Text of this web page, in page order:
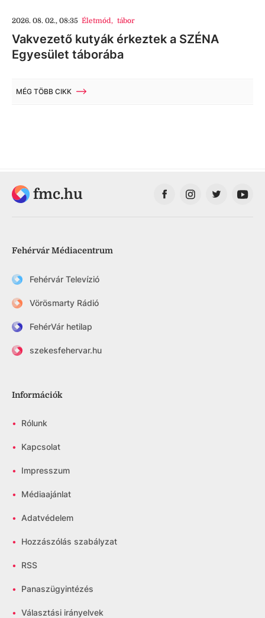
2026. 08. 02., 08:35 Életmód, tábor
Vakvezető kutyák érkeztek a SZÉNA
Egyesület táborába
MÉG TÖBB CIKK
fmc.hu
Fehérvár Médiacentrum
Fehérvár Televízió
Vörösmarty Rádió
FehérVár hetilap
szekesfehervar.hu
Információk
• Rólunk
• Kapcsolat
• Impresszum
• Médiaajánlat
• Adatvédelem
• Hozzászólás szabályzat
• RSS
• Panaszügyintézés
• Választási irányelvek